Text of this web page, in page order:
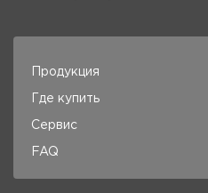
Продукция
Где купить
Сервис
FAQ